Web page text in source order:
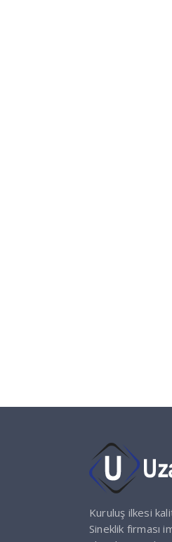
Kuruluş ilkesi
Sineklik firması